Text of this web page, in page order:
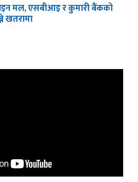
मल, एसबीआइ र कुमारी बैंकको
खतरामा